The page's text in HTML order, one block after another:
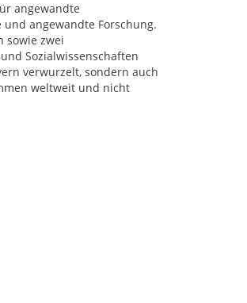
angewandte
angewandte Forschung.
sowie zwei
Sozialwissenschaften
verwurzelt, sondern auch
weltweit und nicht